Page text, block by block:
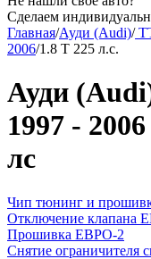
Сделаем
Главная/Ауди (Audi)/
2006/1.8 T 225 л.с.
Ауди
1997 -
лс
Чип тюнинг и
Отключение клапана
Прошивка ЕВРО-2
Снятие ограничителя